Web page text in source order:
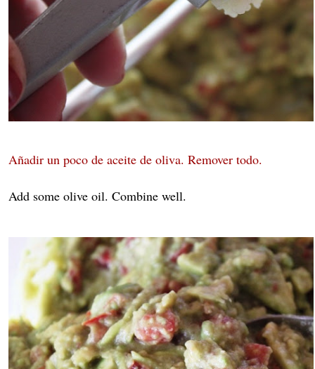
Añadir un poco de aceite de oliva. Remover todo.
Add some olive oil. Combine well.